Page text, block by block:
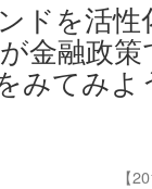
ドを活
金融政策
みてみ
【